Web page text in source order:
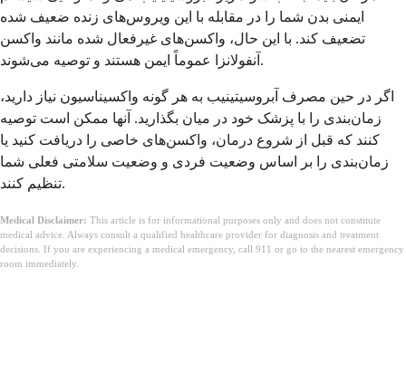
ایمنی بدن شما را در مقابله با این ویروس‌های زنده ضعیف شده
تضعیف کند. با این حال، واکسن‌های غیرفعال شده مانند واکسن
آنفولانزا عموماً ایمن هستند و توصیه می‌شوند.
اگر در حین مصرف آبروسیتینیب به هر گونه واکسیناسیون نیاز دارید،
زمان‌بندی را با پزشک خود در میان بگذارید. آنها ممکن است توصیه
کنند که قبل از شروع درمان، واکسن‌های خاصی را دریافت کنید یا
زمان‌بندی را بر اساس وضعیت فردی و وضعیت سلامتی فعلی شما
تنظیم کنند.
Medical Disclaimer: This article is for informational purposes only and does not constitute
medical advice. Always consult a qualified healthcare provider for diagnosis and treatment
decisions. If you are experiencing a medical emergency, call 911 or go to the nearest emergency
room immediately.